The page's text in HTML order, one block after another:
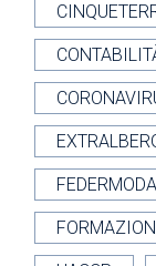
FEDERMODA